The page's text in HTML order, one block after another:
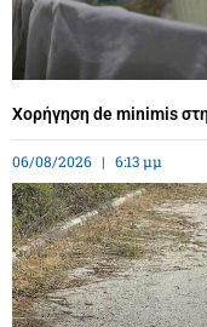
Χορήγηση de minimis
06/08/2026 6:13 μμ